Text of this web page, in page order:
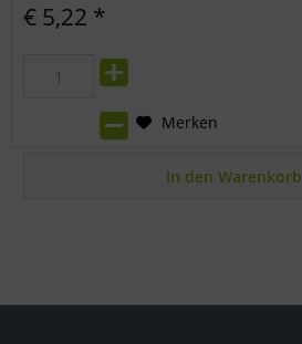
€ 5,22 *
In den Warenkorb
Merken